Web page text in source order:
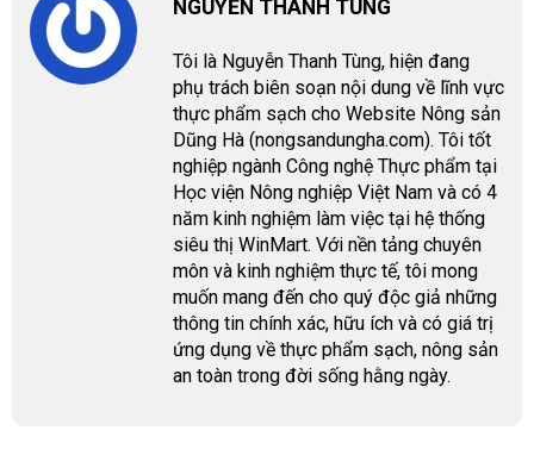
NGUYỄN THANH TÙNG
Tôi là Nguyễn Thanh Tùng, hiện đang
phụ trách biên soạn nội dung về lĩnh vực
thực phẩm sạch cho Website Nông sản
Dũng Hà (nongsandungha.com). Tôi tốt
nghiệp ngành Công nghệ Thực phẩm tại
Học viện Nông nghiệp Việt Nam và có 4
năm kinh nghiệm làm việc tại hệ thống
siêu thị WinMart. Với nền tảng chuyên
môn và kinh nghiệm thực tế, tôi mong
muốn mang đến cho quý độc giả những
thông tin chính xác, hữu ích và có giá trị
ứng dụng về thực phẩm sạch, nông sản
an toàn trong đời sống hằng ngày.